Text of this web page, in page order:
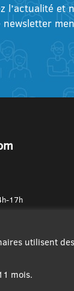
l’actualité et
newsletter
17h
utilisent
mois.